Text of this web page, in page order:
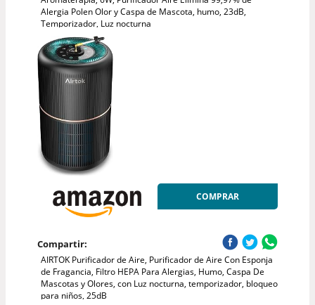
Alergia Polen Olor y Caspa de Mascota, humo, 23dB,
Temporizador, Luz nocturna
COMPRAR
Compartir:
AIRTOK Purificador de Aire, Purificador de Aire Con Esponja
de Fragancia, Filtro HEPA Para Alergias, Humo, Caspa De
Mascotas y Olores, con Luz nocturna, temporizador, bloqueo
para niños, 25dB